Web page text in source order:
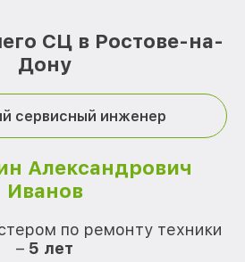
СЦ в Ростове-на-
Дону
сервисный инженер
Александрович
Иванов
по ремонту техники
– 5 лет